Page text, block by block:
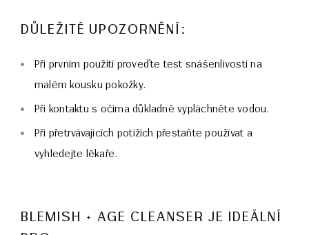
DŮLEŽITÉ UPOZORNĚNÍ:
Při prvním použití proveďte test snášenlivosti na
malém kousku pokožky.
Při kontaktu s očima důkladně vypláchněte vodou.
Při přetrvávajících potížích přestaňte používat a
vyhledejte lékaře.
BLEMISH + AGE CLEANSER JE IDEÁLNÍ